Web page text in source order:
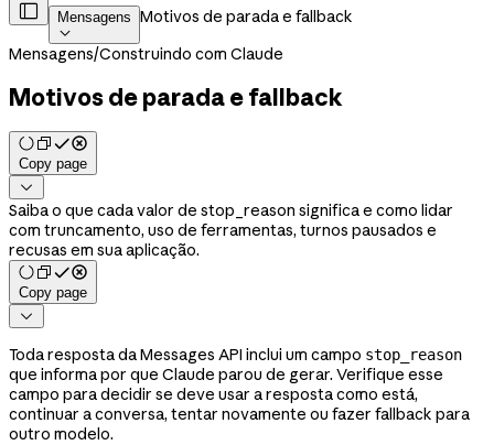
 Mensagens

Motivos de parada e fallback
Mensagens/Construindo com Claude
Motivos de parada e fallback
Copy page

Saiba o que cada valor de stop_reason significa e como lidar
com truncamento, uso de ferramentas, turnos pausados e
recusas em sua aplicação.
Copy page

Toda resposta da Messages API inclui um campo stop_reason
que informa por que Claude parou de gerar. Verifique esse
campo para decidir se deve usar a resposta como está,
continuar a conversa, tentar novamente ou fazer fallback para
outro modelo.